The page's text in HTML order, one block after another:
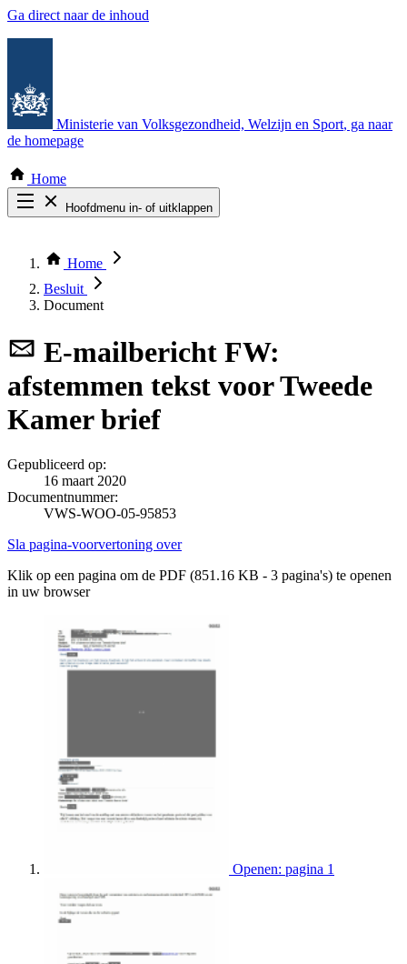
Ga direct naar de inhoud
Ministerie van Volksgezondheid, Welzijn en Sport, ga naar
de homepage
Home
Hoofdmenu in- of uitklappen
Thema COVID-19
Bekijk per bestuursorgaan
Home
Besluit
Document
E-mailbericht FW:
afstemmen tekst voor Tweede
Kamer brief
Gepubliceerd op:
16 maart 2020
Documentnummer:
VWS-WOO-05-95853
Sla pagina-voorvertoning over
Klik op een pagina om de PDF (851.16 KB - 3 pagina's) te openen
in uw browser
Openen: pagina 1